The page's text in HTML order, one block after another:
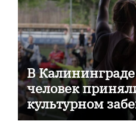
В Калининграде
человек
культурном